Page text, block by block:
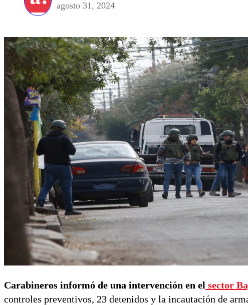
agosto 31, 2024
Carabineros informó de una intervención en el sector
controles preventivos, 23 detenidos y la incautación de